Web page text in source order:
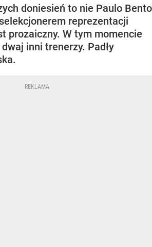
doniesień to nie Paulo Bento
reprezentacji
prozaiczny. W tym momencie
inni trenerzy. Padły